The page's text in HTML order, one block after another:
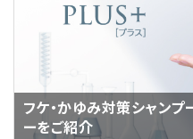
フケ・かゆみ対策シャン
ーをご紹介